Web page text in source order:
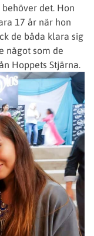
det. Hon
17 år när hon
de båda klara sig
något som de
Hoppets Stjärna.